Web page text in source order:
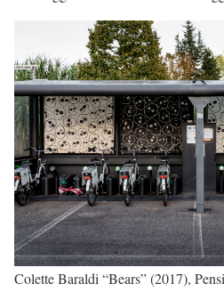
Colette Baraldi “Bears” (2017),